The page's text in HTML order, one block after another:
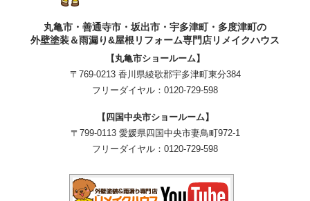
丸亀市・善通寺市・坂出市・宇多津町・多度津町の
外壁塗装＆雨漏り&屋根リフォーム専門店リメイクハウス
【丸亀市ショールーム】
〒769-0213 香川県綾歌郡宇多津町東分384
フリーダイヤル： 0120-729-598
【四国中央市ショールーム】
〒799-0113 愛媛県四国中央市妻鳥町972-1
フリーダイヤル： 0120-729-598